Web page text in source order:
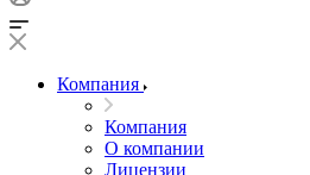
Компания
Компания
О компании
Лицензии